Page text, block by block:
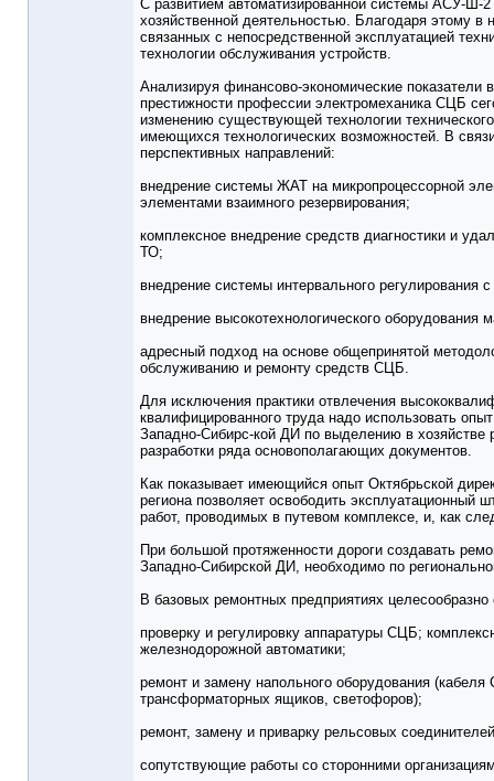
С развитием автоматизированной системы АСУ-Ш-2
хозяйственной деятельностью. Благодаря этому
связанных с непосредственной эксплуатацией
технологии обслуживания устройств.
Анализируя финансово-экономические
престижности профессии электромеханика СЦБ
изменению существующей технологии
имеющихся технологических возможностей. В
перспективных направлений:
внедрение системы ЖАТ на микропроцессорной
элементами взаимного резервирования;
комплексное внедрение средств диагностики и
ТО;
внедрение системы интервального
внедрение высокотехнологического
адресный подход на основе общепринятой
обслуживанию и ремонту средств СЦБ.
Для исключения практики отвлечения
квалифицированного труда надо использовать
Западно-Сибирс-кой ДИ по выделению в хозяйстве
разработки ряда основополагающих документов.
Как показывает имеющийся опыт Октябрьской
региона позволяет освободить
работ, проводимых в путевом комплексе, и, как
При большой протяженности дороги создавать
Западно-Сибирской ДИ, необходимо по
В базовых ремонтных предприятиях
проверку и регулировку аппаратуры СЦБ;
железнодорожной автоматики;
ремонт и замену напольного оборудования
трансформаторных ящиков, светофоров);
ремонт, замену и приварку рельсовых
сопутствующие работы со сторонними